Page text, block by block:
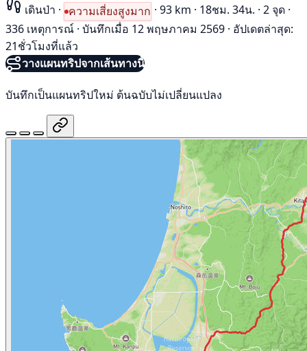
เดินป่า · ความเสี่ยงสูงมาก · 93 km · 18ชม. 34น. · 2 จุด ·
336 เหตุการณ์ · บันทึกเมื่อ 12 พฤษภาคม 2569 · อัปเดตล่าสุด:
21ชั่วโมงที่แล้ว
วางแผนทริปจากเส้นทางนี้
บันทึกเป็นแผนทริปใหม่ ต้นฉบับไม่เปลี่ยนแปลง